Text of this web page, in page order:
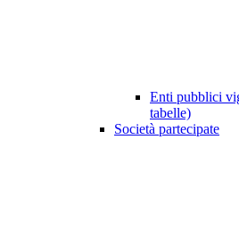
Enti pubblici
tabelle)
Società partecipate